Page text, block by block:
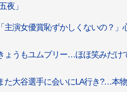
夜」
主演女優賞恥ずかしくないの？」
ょうもユムブリー…ほほ笑みだけ
た大谷選手に会いにLA行き?…本